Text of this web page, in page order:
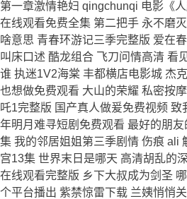
第一章激情艳妇 qingchunqi 电影《
在线观看免费全集 第二把手 永不磨
啥意思 青春环游记三季完整版 爱在
叫床口述 酷龙组合 飞刀问情高清 看
谁 执迷1V2海棠 丰都横店电影城 杰
也想做免费观看 大山的荣耀 私密按
吒1完整版 国产真人做爰免费视频 致
年明月难寻短剧免费观看 最好的朋
集 我的邻居姐姐第三季剧情 伤痕 ali
宫13集 世界末日是哪天 高清胡乱的
在线观看完整版 乡下大叔成为剑圣
个平台播出 紫禁惊雷下载 兰姨悄悄